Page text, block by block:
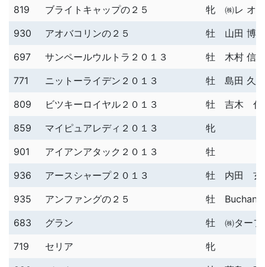
819
ブライトキャップの２５ 牝
㈱レ オ
930
アオバコリンの２５ 牡
山田 博康
697
サンペールウルトラ２０１３ 牡
木村 信彦
771
ニットーライデン２０１３ 牡
島田 久
809
ビツキーロイヤル２０１３ 牡
吉木 伸
859
マイピュアレディ２０１３
牝
901
アイアンアタック２０１３
牡
936
アースシャープ２０１３ 牡
内田 玄
935
アンファングの２５ 牡
683
グラン 牡
㈱ター
719
セリア
牝